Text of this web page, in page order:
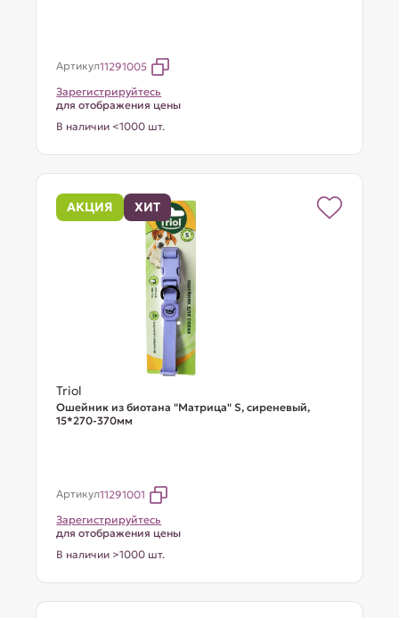
Артикул11291005
Зарегистрируйтесь
для отображения цены
В наличии <1000 шт.
АКЦИЯ ХИТ
Triol
Ошейник из биотана "Матрица" S, сиреневый,
15*270-370мм
Артикул11291001
Зарегистрируйтесь
для отображения цены
В наличии >1000 шт.